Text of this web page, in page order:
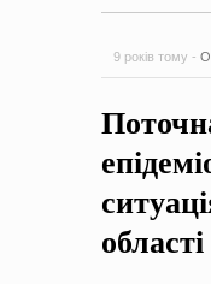
9 років тому -
на період 2018
області